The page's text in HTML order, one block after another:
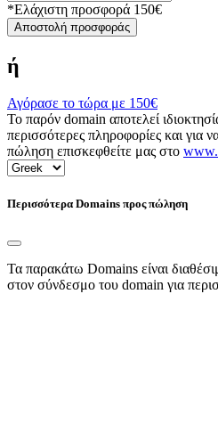
*Ελάχιστη προσφορά 150€
Αποστολή προσφοράς
ή
Αγόρασε το τώρα με 150€
Το παρόν domain αποτελεί
περισσότερες πληροφορίες και για
πώληση επισκεφθείτε μας στο
Περισσότερα Domains προς πώληση
Τα παρακάτω Domains είναι
στον σύνδεσμο του domain για